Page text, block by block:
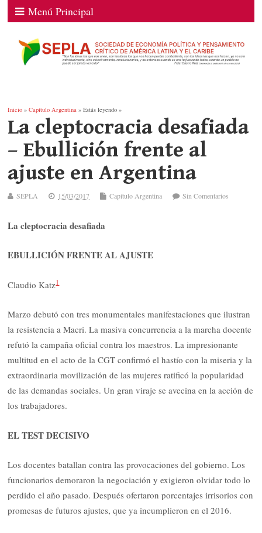
Menú Principal
Inicio »Capítulo Argentina » Estás leyendo »
La cleptocracia desafiada
– Ebullición frente al
ajuste en Argentina
SEPLA 15/03/2017 Capítulo Argentina Sin Comentarios
La cleptocracia desafiada
EBULLICIÓN FRENTE AL AJUSTE
Claudio Katz1
Marzo debutó con tres monumentales manifestaciones que ilustran
la resistencia a Macri. La masiva concurrencia a la marcha docente
refutó la campaña oficial contra los maestros. La impresionante
multitud en el acto de la CGT confirmó el hastío con la miseria y la
extraordinaria movilización de las mujeres ratificó la popularidad
de las demandas sociales. Un gran viraje se avecina en la acción de
los trabajadores.
EL TEST DECISIVO
Los docentes batallan contra las provocaciones del gobierno. Los
funcionarios demoraron la negociación y exigieron olvidar todo lo
perdido el año pasado. Después ofertaron porcentajes irrisorios con
promesas de futuros ajustes, que ya incumplieron en el 2016.